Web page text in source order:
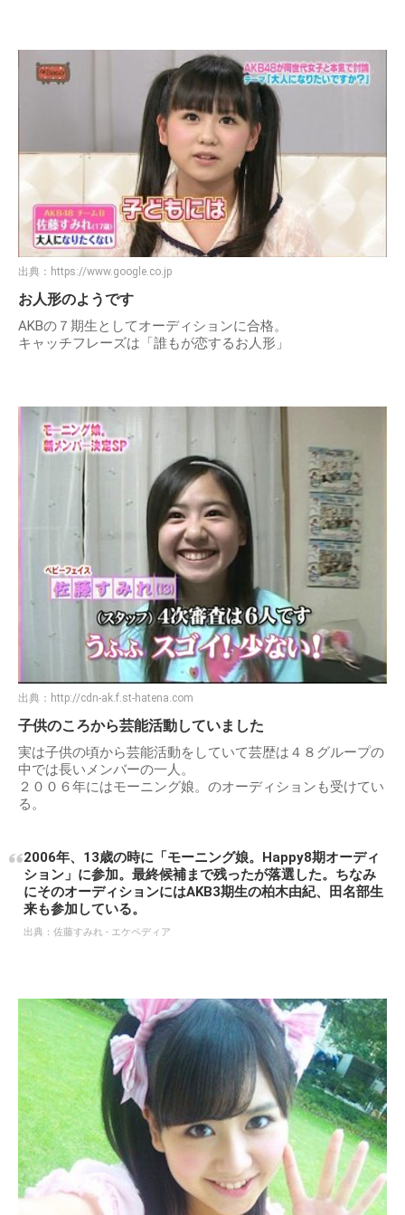
出典： https://www.google.co.jp
お人形のようです
AKBの７期生としてオーディションに合格。
キャッチフレーズは「誰もが恋するお人形」
出典： http://cdn-ak.f.st-hatena.com
子供のころから芸能活動していました
実は子供の頃から芸能活動をしていて芸歴は４８グループの
中では長いメンバーの一人。
２００６年にはモーニング娘。のオーディションも受けてい
る。
2006年、13歳の時に「モーニング娘。Happy8期オーディ
ション」に参加。最終候補まで残ったが落選した。ちなみ
にそのオーディションにはAKB3期生の柏木由紀、田名部生
来も参加している。
出典： 佐藤すみれ - エケペディア